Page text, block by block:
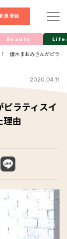
規登録
Beauty
優木まおみさんがピラ
2020.04.11
ラティスイ
理由